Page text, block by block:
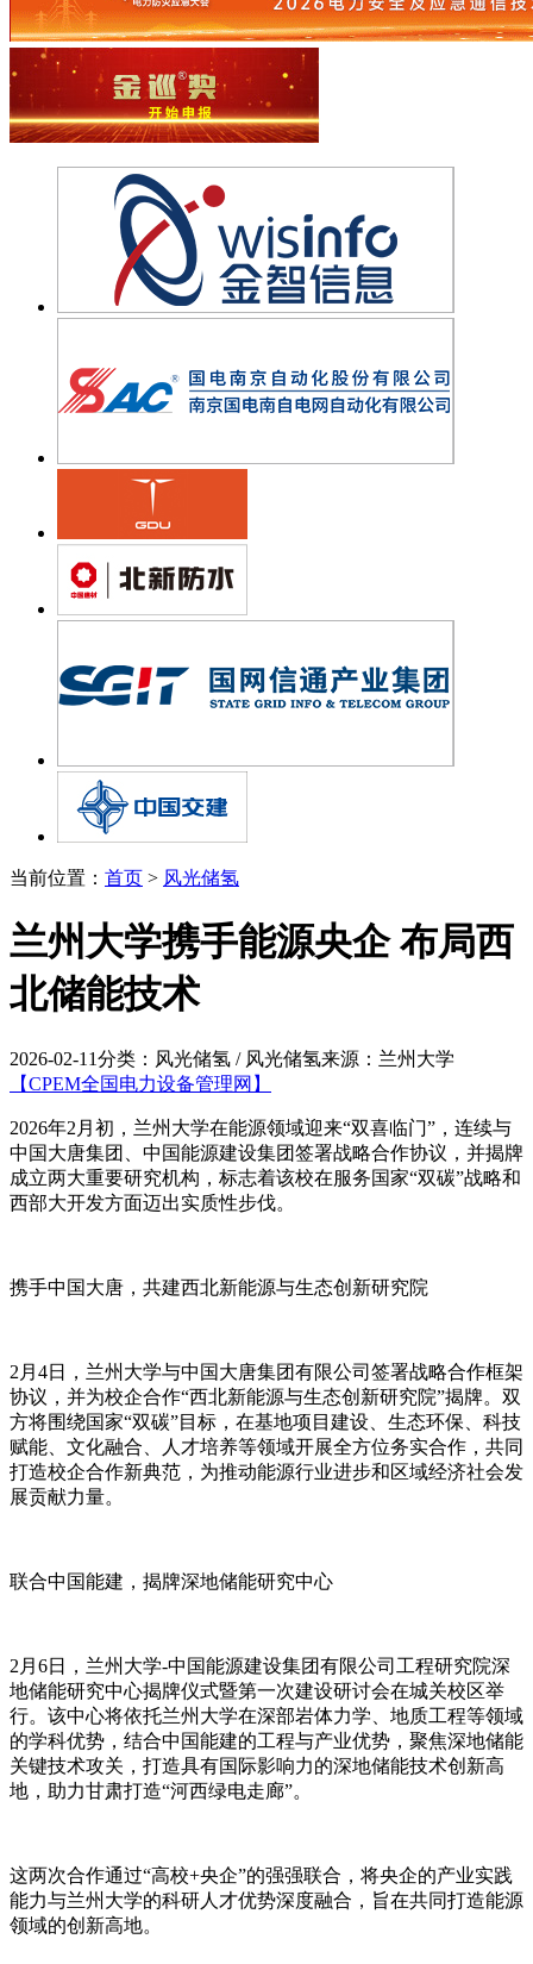
当前位置： 首页 > 风光储氢
兰州大学携手能源央企 布局西
北储能技术
2026-02-11分类：风光储氢 / 风光储氢来源：兰州大学
【CPEM全国电力设备管理网】
2026年2月初，兰州大学在能源领域迎来“双喜临门”，连续与
中国大唐集团、中国能源建设集团签署战略合作协议，并揭牌
成立两大重要研究机构，标志着该校在服务国家“双碳”战略和
西部大开发方面迈出实质性步伐。
携手中国大唐，共建西北新能源与生态创新研究院
2月4日，兰州大学与中国大唐集团有限公司签署战略合作框架
协议，并为校企合作“西北新能源与生态创新研究院”揭牌。双
方将围绕国家“双碳”目标，在基地项目建设、生态环保、科技
赋能、文化融合、人才培养等领域开展全方位务实合作，共同
打造校企合作新典范，为推动能源行业进步和区域经济社会发
展贡献力量。
联合中国能建，揭牌深地储能研究中心
2月6日，兰州大学-中国能源建设集团有限公司工程研究院深
地储能研究中心揭牌仪式暨第一次建设研讨会在城关校区举
行。该中心将依托兰州大学在深部岩体力学、地质工程等领域
的学科优势，结合中国能建的工程与产业优势，聚焦深地储能
关键技术攻关，打造具有国际影响力的深地储能技术创新高
地，助力甘肃打造“河西绿电走廊”。
这两次合作通过“高校+央企”的强强联合，将央企的产业实践
能力与兰州大学的科研人才优势深度融合，旨在共同打造能源
领域的创新高地。